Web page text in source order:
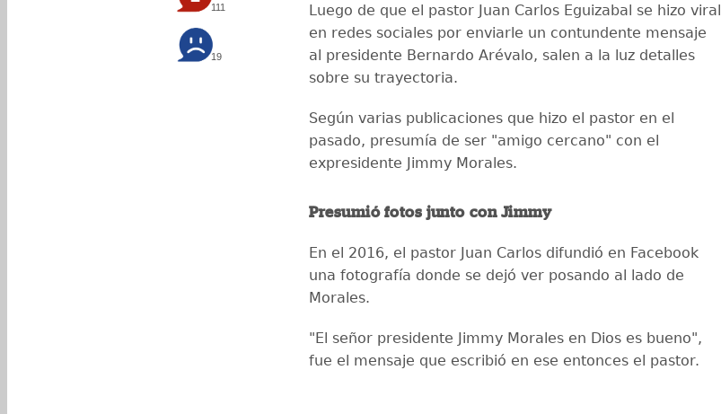
111
19
Luego de que el pastor Juan Carlos Eguizabal se hizo viral
en redes sociales por enviarle un contundente mensaje
al presidente Bernardo Arévalo, salen a la luz detalles
sobre su trayectoria.
Según varias publicaciones que hizo el pastor en el
pasado, presumía de ser "amigo cercano" con el
expresidente Jimmy Morales.
Presumió fotos junto con Jimmy
En el 2016, el pastor Juan Carlos difundió en Facebook
una fotografía donde se dejó ver posando al lado de
Morales.
"El señor presidente Jimmy Morales en Dios es bueno",
fue el mensaje que escribió en ese entonces el pastor.